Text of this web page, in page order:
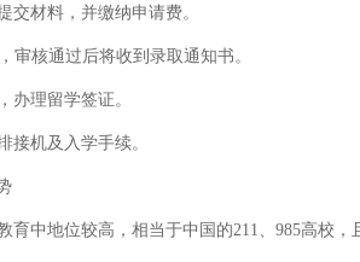
交材料，并缴纳申请费。
审核通过后将收到录取通知书。
办理留学签证。
接机及入学手续。
育中地位较高，相当于中国的211、985高校